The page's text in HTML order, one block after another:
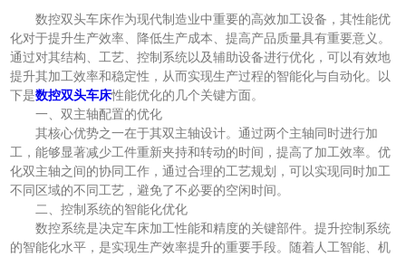
数控双头车床作为现代制造业中重要的高效加工设备，其性能优
化对于提升生产效率、降低生产成本、提高产品质量具有重要意义。
通过对其结构、工艺、控制系统以及辅助设备进行优化，可以有效地
提升其加工效率和稳定性，从而实现生产过程的智能化与自动化。以
下是数控双头车床性能优化的几个关键方面。
一、双主轴配置的优化
其核心优势之一在于其双主轴设计。通过两个主轴同时进行加
工，能够显著减少工件重新夹持和转动的时间，提高了加工效率。优
化双主轴之间的协同工作，通过合理的工艺规划，可以实现同时加工
不同区域的不同工艺，避免了不必要的空闲时间。
二、控制系统的智能化优化
数控系统是决定车床加工性能和精度的关键部件。提升控制系统
的智能化水平，是实现生产效率提升的重要手段。随着人工智能、机